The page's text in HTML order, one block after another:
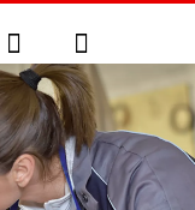
Suche Anmelden